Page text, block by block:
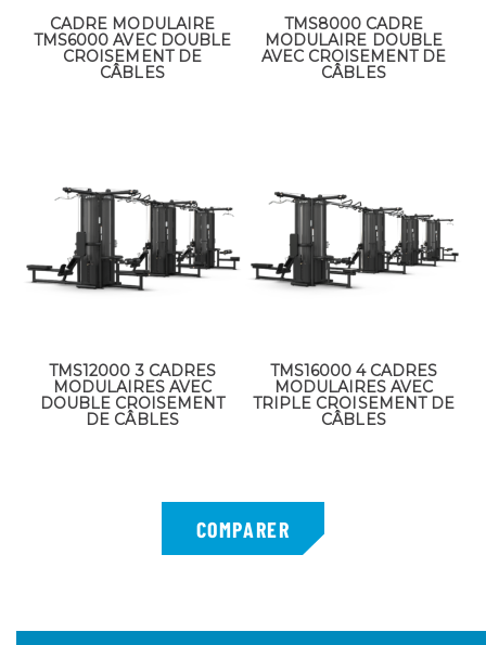
CADRE MODULAIRE
TMS6000 AVEC DOUBLE
CROISEMENT DE
CÂBLES
TMS8000 CADRE
MODULAIRE DOUBLE
AVEC CROISEMENT DE
CÂBLES
TMS12000 3 CADRES
MODULAIRES AVEC
DOUBLE CROISEMENT
DE CÂBLES
TMS16000 4 CADRES
MODULAIRES AVEC
TRIPLE CROISEMENT DE
CÂBLES